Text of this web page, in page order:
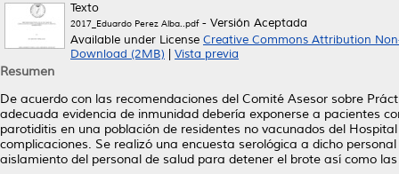
Texto
2017_Eduardo Perez Alba..pdf- Versión Aceptada
Available under License Creative Commons Attribution
Download (2MB)
Vista previa
Resumen
De acuerdo con las recomendaciones del Comité Asesor sobre
adecuada evidencia de inmunidad debería exponerse a pacientes
parotiditis en una población de residentes no vacunados del
complicaciones. Se realizó una encuesta serológica a dicho
aislamiento del personal de salud para detener el brote así como